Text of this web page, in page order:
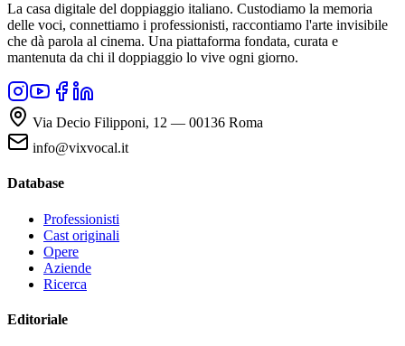
La casa digitale del doppiaggio italiano. Custodiamo la memoria
delle voci, connettiamo i professionisti, raccontiamo l'arte invisibile
che dà parola al cinema. Una piattaforma fondata, curata e
mantenuta da chi il doppiaggio lo vive ogni giorno.
Via Decio Filipponi, 12 — 00136 Roma
info@vixvocal.it
Database
Professionisti
Cast originali
Opere
Aziende
Ricerca
Editoriale